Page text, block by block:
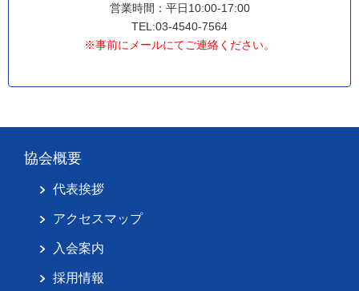
営業時間：平日10:00-17:00
TEL:03-4540-7564
※事前にメールにてご連絡ください。
協会概要
代表挨拶
アクセスマップ
入会案内
採用情報